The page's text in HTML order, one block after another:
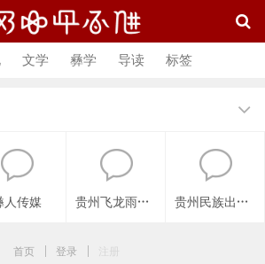
文学 彝学 导读 标签
人传媒 贵州飞龙雨绿色实业有限公司 贵州民族出版社
首页 登录